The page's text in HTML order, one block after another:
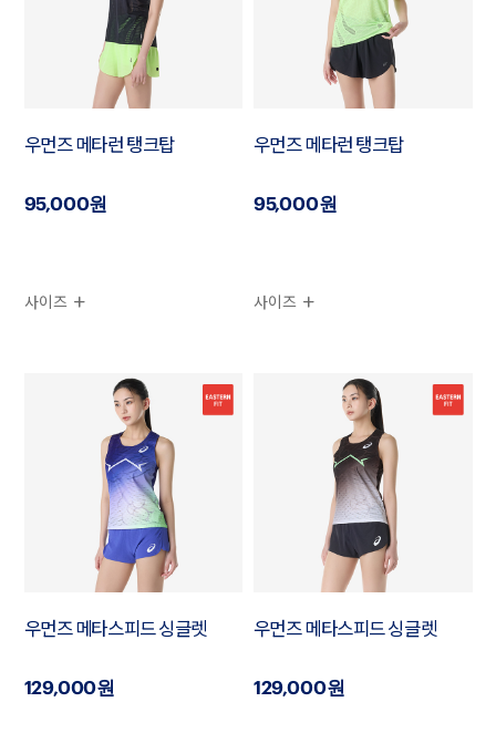
우먼즈 메타런 탱크탑
95,000원
사이즈
우먼즈 메타런 탱크탑
95,000원
사이즈
우먼즈 메타스피드 싱글렛
129,000원
우먼즈 메타스피드 싱글렛
129,000원